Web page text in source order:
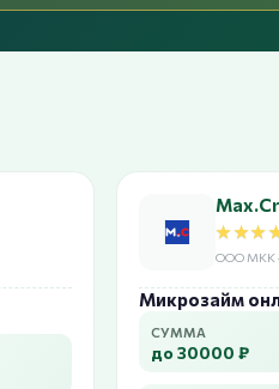
ООО МКК
Микрозайм
СУММА
до 30000 ₽